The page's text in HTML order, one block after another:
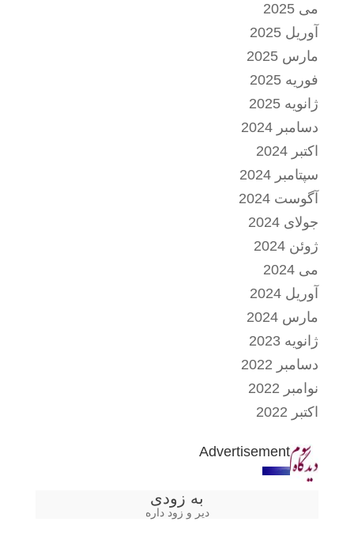
می 2025
آوریل 2025
مارس 2025
فوریه 2025
ژانویه 2025
دسامبر 2024
اکتبر 2024
سپتامبر 2024
آگوست 2024
جولای 2024
ژوئن 2024
می 2024
آوریل 2024
مارس 2024
ژانویه 2023
دسامبر 2022
نوامبر 2022
اکتبر 2022
Advertisement
به زودی
دیر و زود داره